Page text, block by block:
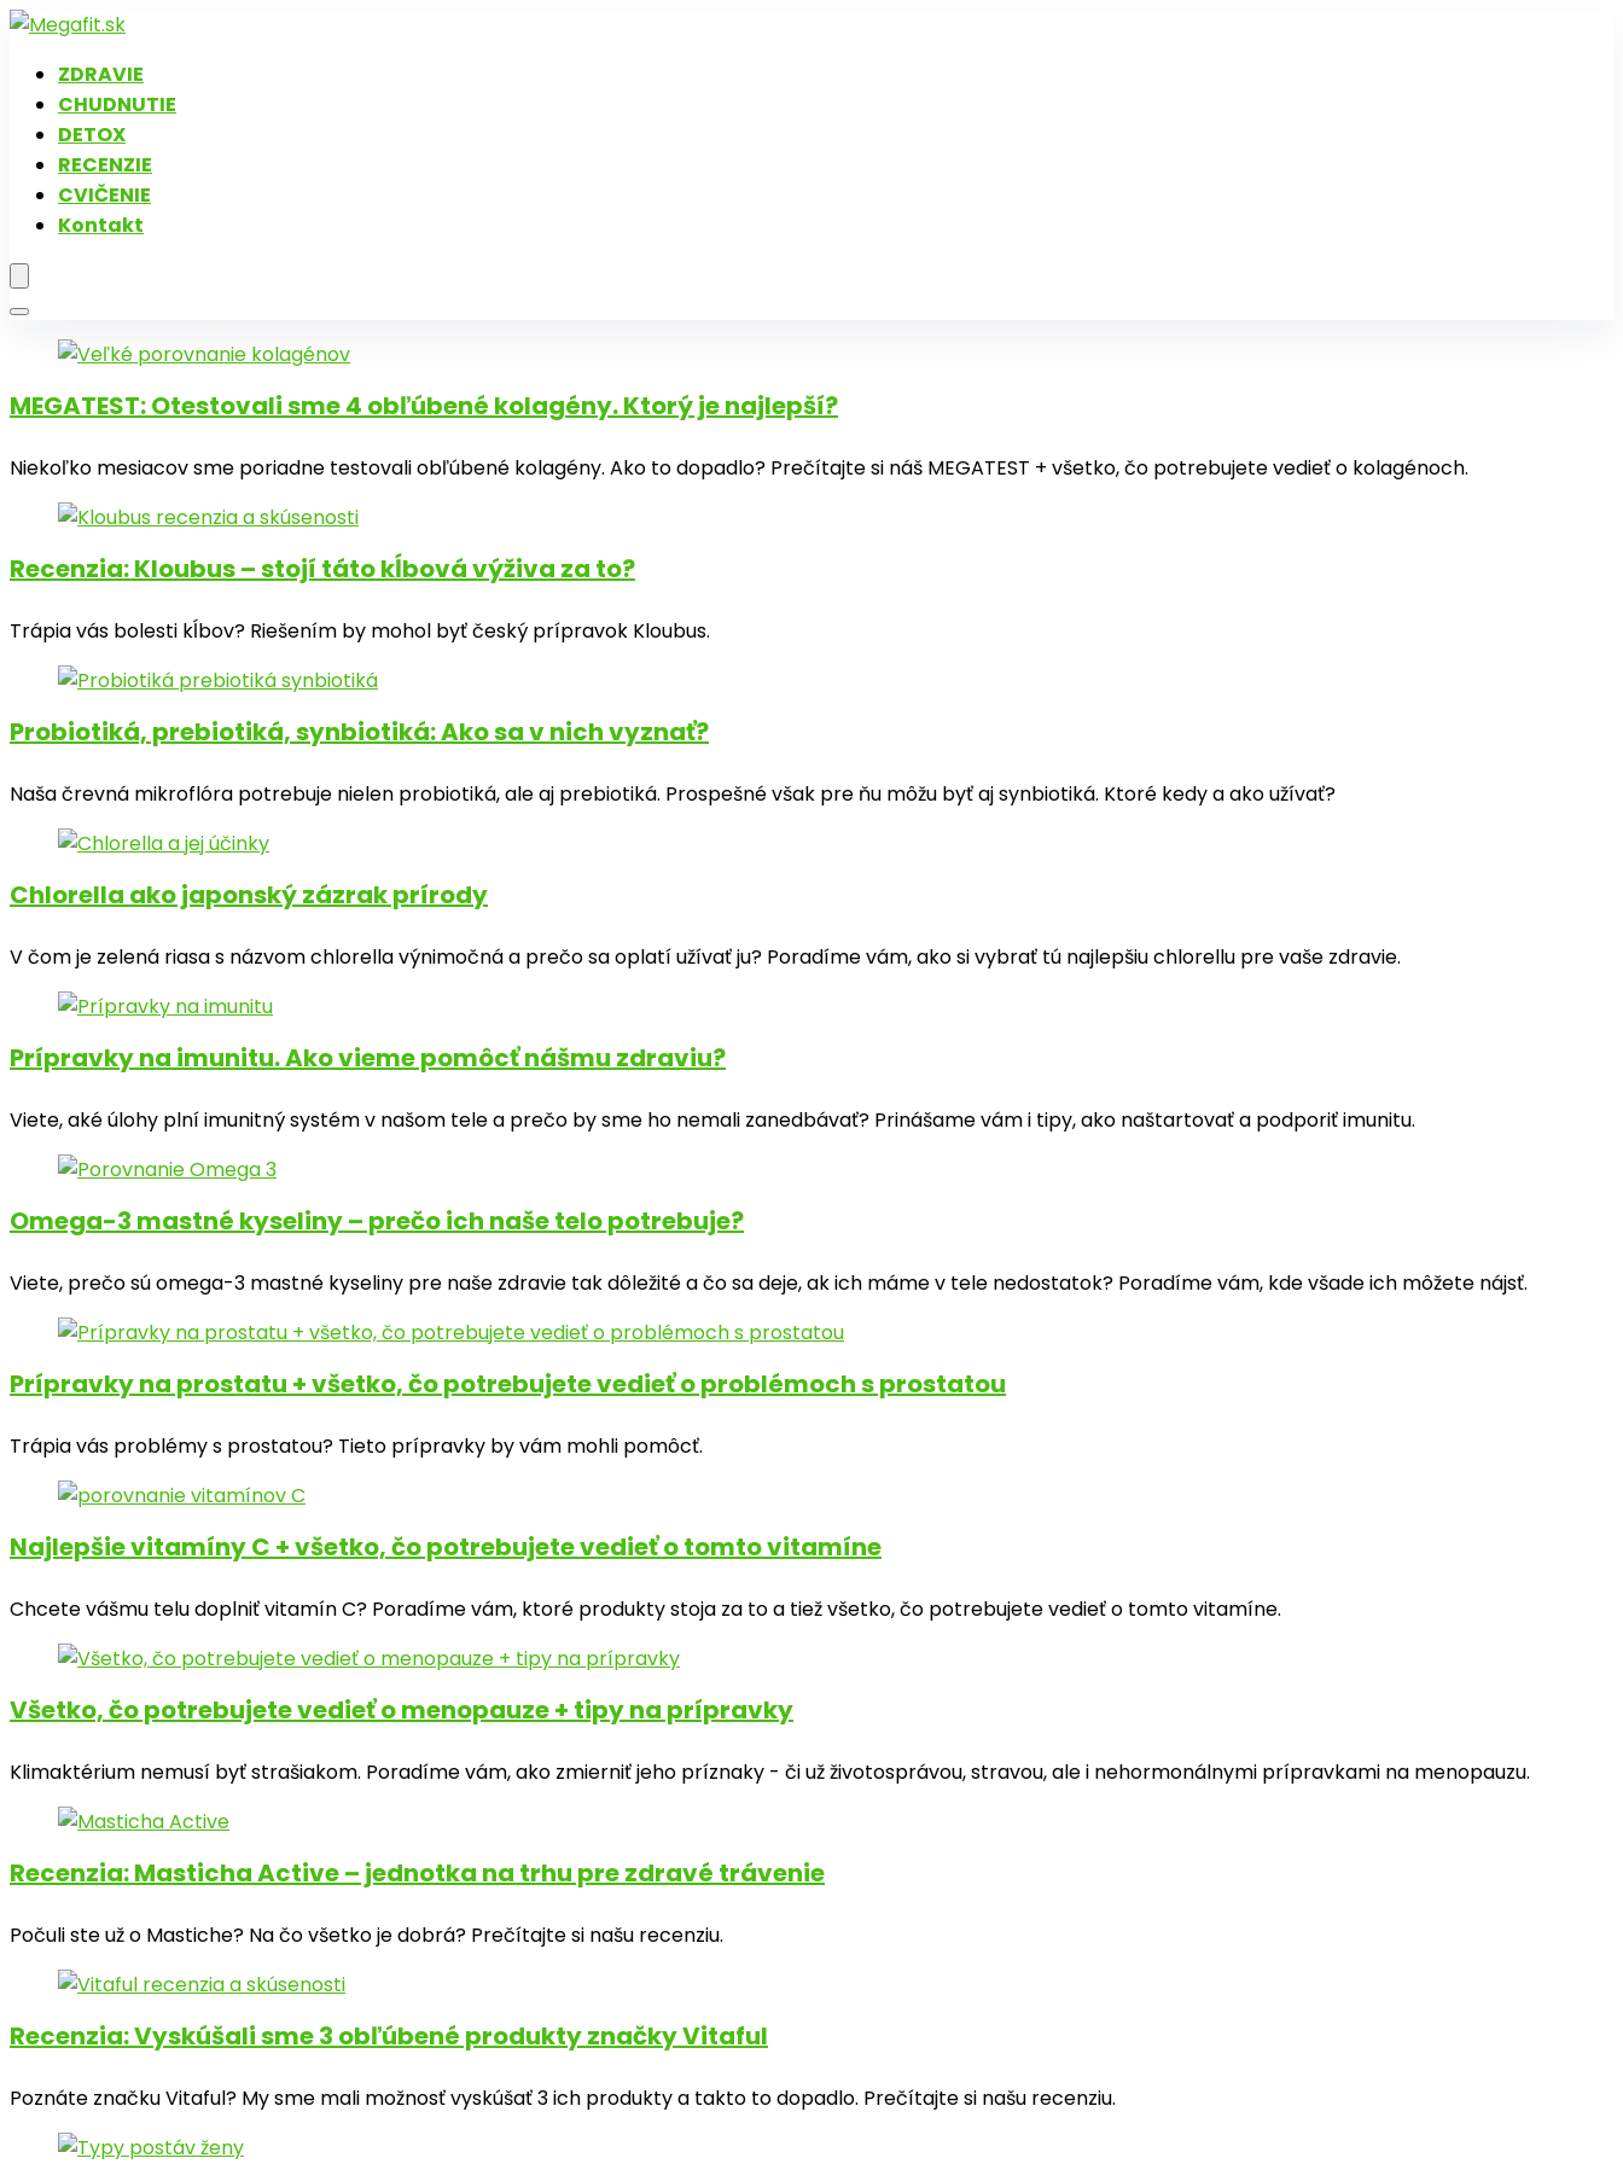
ZDRAVIE
CHUDNUTIE
DETOX
RECENZIE
CVIČENIE
Kontakt
MEGATEST: Otestovali sme 4 obľúbené kolagény. Ktorý je najlepší?
Niekoľko mesiacov sme poriadne testovali obľúbené kolagény. Ako to dopadlo? Prečítajte si náš MEGATEST + všetko, čo potrebujete vedieť o kolagénoch.
Recenzia: Kloubus – stojí táto kĺbová výživa za to?
Trápia vás bolesti kĺbov? Riešením by mohol byť český prípravok Kloubus.
Probiotiká, prebiotiká, synbiotiká: Ako sa v nich vyznať?
Naša črevná mikroflóra potrebuje nielen probiotiká, ale aj prebiotiká. Prospešné však pre ňu môžu byť aj synbiotiká. Ktoré kedy a ako užívať?
Chlorella ako japonský zázrak prírody
V čom je zelená riasa s názvom chlorella výnimočná a prečo sa oplatí užívať ju? Poradíme vám, ako si vybrať tú najlepšiu chlorellu pre vaše zdravie.
Prípravky na imunitu. Ako vieme pomôcť nášmu zdraviu?
Viete, aké úlohy plní imunitný systém v našom tele a prečo by sme ho nemali zanedbávať? Prinášame vám i tipy, ako naštartovať a podporiť imunitu.
Omega-3 mastné kyseliny – prečo ich naše telo potrebuje?
Viete, prečo sú omega-3 mastné kyseliny pre naše zdravie tak dôležité a čo sa deje, ak ich máme v tele nedostatok? Poradíme vám, kde všade ich môžete nájsť.
Prípravky na prostatu + všetko, čo potrebujete vedieť o problémoch s prostatou
Trápia vás problémy s prostatou? Tieto prípravky by vám mohli pomôcť.
Najlepšie vitamíny C + všetko, čo potrebujete vedieť o tomto vitamíne
Chcete vášmu telu doplniť vitamín C? Poradíme vám, ktoré produkty stoja za to a tiež všetko, čo potrebujete vedieť o tomto vitamíne.
Všetko, čo potrebujete vedieť o menopauze + tipy na prípravky
Klimaktérium nemusí byť strašiakom. Poradíme vám, ako zmierniť jeho príznaky - či už životosprávou, stravou, ale i nehormonálnymi prípravkami na menopauzu.
Recenzia: Masticha Active – jednotka na trhu pre zdravé trávenie
Počuli ste už o Mastiche? Na čo všetko je dobrá? Prečítajte si našu recenziu.
Recenzia: Vyskúšali sme 3 obľúbené produkty značky Vitaful
Poznáte značku Vitaful? My sme mali možnosť vyskúšať 3 ich produkty a takto to dopadlo. Prečítajte si našu recenziu.